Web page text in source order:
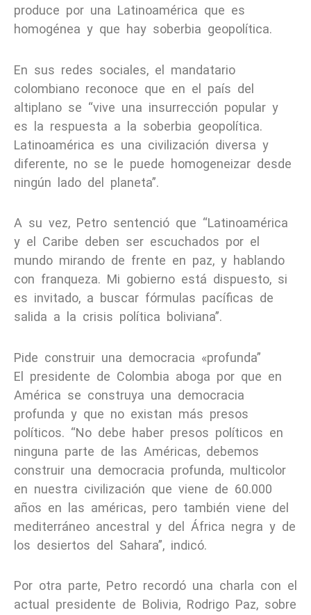
produce por una Latinoamérica que es
homogénea y que hay soberbia geopolítica.
En sus redes sociales, el mandatario
colombiano reconoce que en el país del
altiplano se “vive una insurrección popular y
es la respuesta a la soberbia geopolítica.
Latinoamérica es una civilización diversa y
diferente, no se le puede homogeneizar desde
ningún lado del planeta”.
A su vez, Petro sentenció que “Latinoamérica
y el Caribe deben ser escuchados por el
mundo mirando de frente en paz, y hablando
con franqueza. Mi gobierno está dispuesto, si
es invitado, a buscar fórmulas pacíficas de
salida a la crisis política boliviana”.
Pide construir una democracia «profunda”
El presidente de Colombia aboga por que en
América se construya una democracia
profunda y que no existan más presos
políticos. “No debe haber presos políticos en
ninguna parte de las Américas, debemos
construir una democracia profunda, multicolor
en nuestra civilización que viene de 60.000
años en las américas, pero también viene del
mediterráneo ancestral y del África negra y de
los desiertos del Sahara”, indicó.
Por otra parte, Petro recordó una charla con el
actual presidente de Bolivia, Rodrigo Paz, sobre